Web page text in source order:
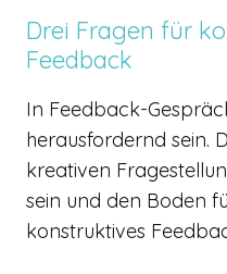
Drei Fragen für
Feedback
In Feedback-
herausfordernd sein.
kreativen
sein und den Boden
konstruktives